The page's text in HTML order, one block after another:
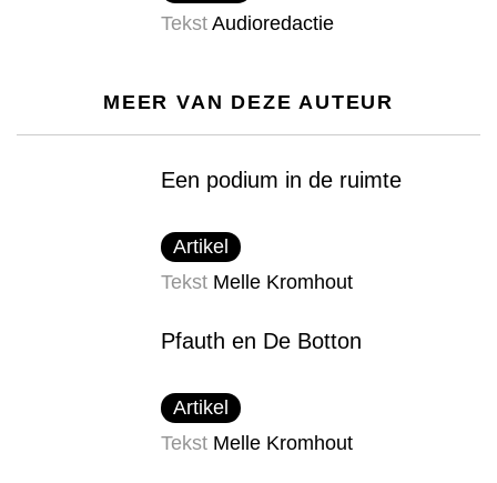
Tekst Audioredactie
MEER VAN DEZE AUTEUR
Een podium in de ruimte
Artikel
Tekst Melle Kromhout
Pfauth en De Botton
Artikel
Tekst Melle Kromhout